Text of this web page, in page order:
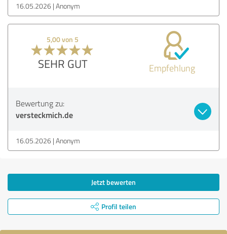
16.05.2026 Anonym
5,00 von 5
SEHR GUT Empfehlung
Bewertung zu:
versteckmich.de
16.05.2026 Anonym
Jetzt bewerten
Profil teilen